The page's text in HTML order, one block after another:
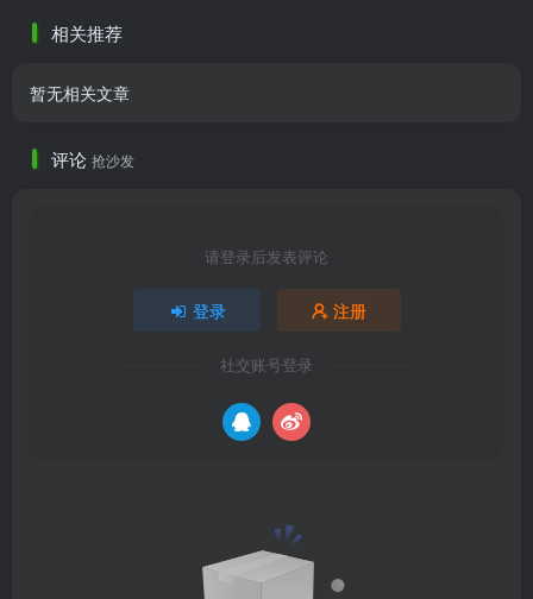
相关推荐
暂无相关文章
评论 抢沙发
请登录后发表评论
登录 注册
社交账号登录